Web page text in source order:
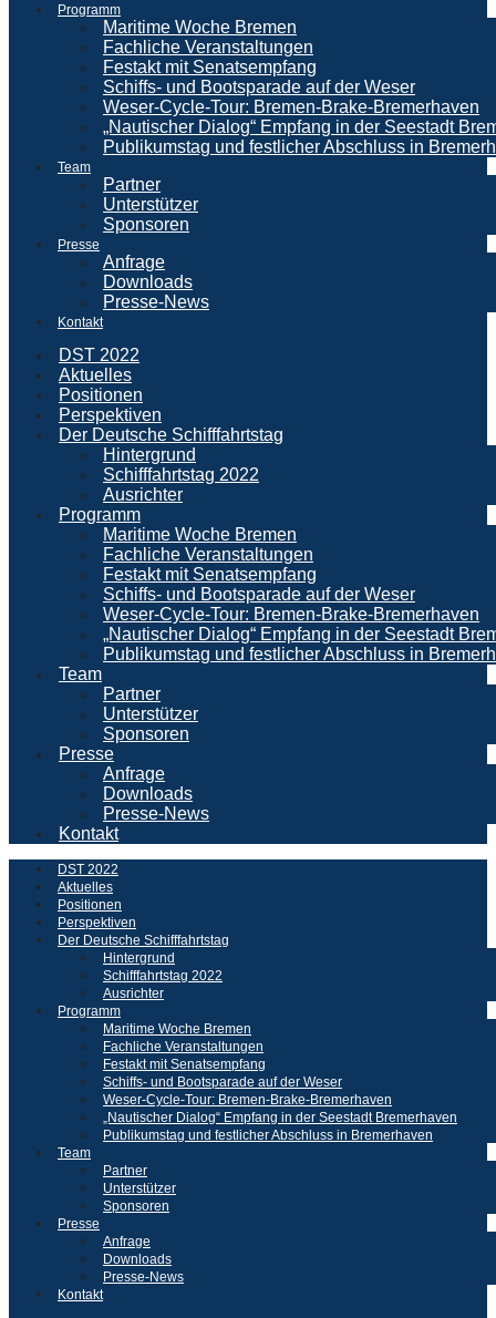
Programm
Maritime Woche Bremen
Fachliche Veranstaltungen
Festakt mit Senatsempfang
Schiffs- und Bootsparade auf der Weser
Weser-Cycle-Tour: Bremen-Brake-Bremerhaven
„Nautischer Dialog“ Empfang in der Seestadt
Publikumstag und festlicher Abschluss in
Team
Partner
Unterstützer
Sponsoren
Presse
Anfrage
Downloads
Presse-News
Kontakt
DST 2022
Aktuelles
Positionen
Perspektiven
Der Deutsche Schifffahrtstag
Hintergrund
Schifffahrtstag 2022
Ausrichter
Programm
Maritime Woche Bremen
Fachliche Veranstaltungen
Festakt mit Senatsempfang
Schiffs- und Bootsparade auf der Weser
Weser-Cycle-Tour: Bremen-Brake-Bremerhaven
„Nautischer Dialog“ Empfang in der Seestadt
Publikumstag und festlicher Abschluss in
Team
Partner
Unterstützer
Sponsoren
Presse
Anfrage
Downloads
Presse-News
Kontakt
DST 2022
Aktuelles
Positionen
Perspektiven
Der Deutsche Schifffahrtstag
Hintergrund
Schifffahrtstag 2022
Ausrichter
Programm
Maritime Woche Bremen
Fachliche Veranstaltungen
Festakt mit Senatsempfang
Schiffs- und Bootsparade auf der Weser
Weser-Cycle-Tour: Bremen-Brake-Bremerhaven
„Nautischer Dialog“ Empfang in der Seestadt Bremerhaven
Publikumstag und festlicher Abschluss in Bremerhaven
Team
Partner
Unterstützer
Sponsoren
Presse
Anfrage
Downloads
Presse-News
Kontakt